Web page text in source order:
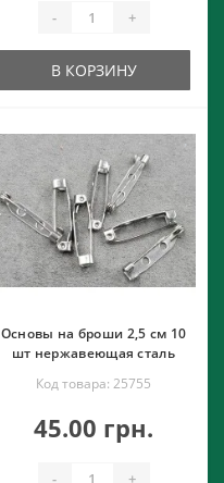
- +
В КОРЗИНУ
Основы на броши 2,5 см 10
шт нержавеющая сталь
Код товара: 25755
45.00 грн.
- +